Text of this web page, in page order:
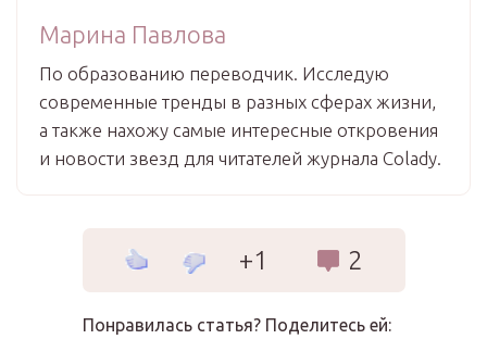
Марина Павлова
По образованию переводчик. Исследую
современные тренды в разных сферах жизни,
а также нахожу самые интересные откровения
и новости звезд для читателей журнала Colady.
+1 2
Понравилась статья? Поделитесь ей: